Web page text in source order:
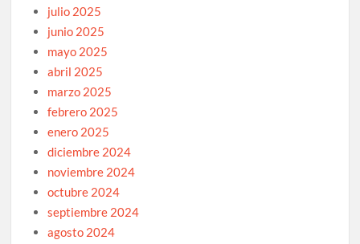
julio 2025
junio 2025
mayo 2025
abril 2025
marzo 2025
febrero 2025
enero 2025
diciembre 2024
noviembre 2024
octubre 2024
septiembre 2024
agosto 2024